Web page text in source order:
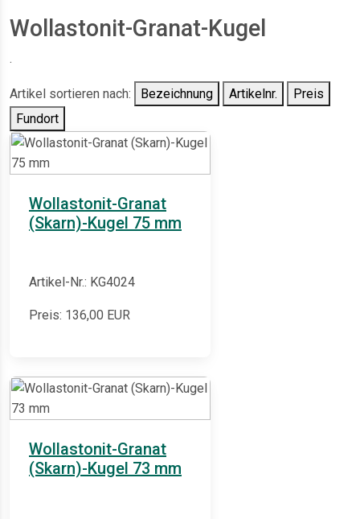
Wollastonit-Granat-Kugel
.
Artikel sortieren nach: Bezeichnung Artikelnr.
Preis
Fundort
Wollastonit-Granat
(Skarn)-Kugel 75 mm
Artikel-Nr.: KG4024
Preis: 136,00 EUR
Wollastonit-Granat
(Skarn)-Kugel 73 mm